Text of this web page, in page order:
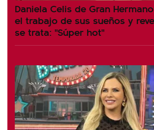
Daniela Celis de Gran
el trabajo de sus sueños y
se trata: "Súper hot"